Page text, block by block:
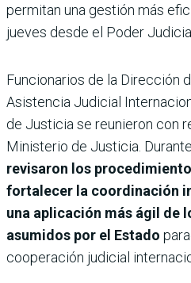
permitan una gestión más
jueves desde el Poder
Funcionarios de la Dirección
Asistencia Judicial
de Justicia se reunieron con
Ministerio de Justicia.
revisaron los
fortalecer la coordinación
una aplicación más ágil de
asumidos por el Estado
cooperación judicial